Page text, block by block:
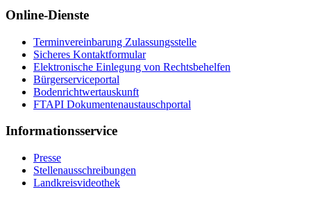
Online-Dienste
Terminvereinbarung Zulassungsstelle
Sicheres Kontaktformular
Elektronische Einlegung von Rechtsbehelfen
Bürgerserviceportal
Bodenrichtwertauskunft
FTAPI Dokumentenaustauschportal
Informationsservice
Presse
Stellenausschreibungen
Landkreisvideothek